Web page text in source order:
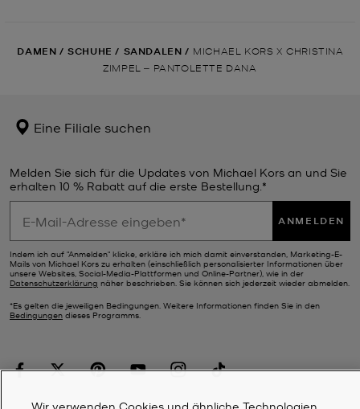
DAMEN / SCHUHE / SANDALEN / MICHAEL KORS X CHRISTINA
ZIMPEL ‒ PANTOLETTE DANA
Eine Filiale suchen
Melden Sie sich für die Updates von Michael Kors an und Sie
erhalten 10 % Rabatt auf die erste Bestellung.*
ANMELDEN
Indem ich auf "Anmelden" klicke, erkläre ich mich damit einverstanden, Marketing-E-
Mails von Michael Kors zu erhalten (einschließlich personalisierter Informationen über
unsere Websites, Social-Media-Plattformen und Online-Partner), wie in der
Datenschutzerklärung näher beschrieben. Sie können sich jederzeit wieder abmelden.
*Es gelten die jeweiligen Bedingungen. Weitere Informationen finden Sie in den
Bedingungen dieses Programms.
Wir verwenden Cookies und ähnliche Technologien,